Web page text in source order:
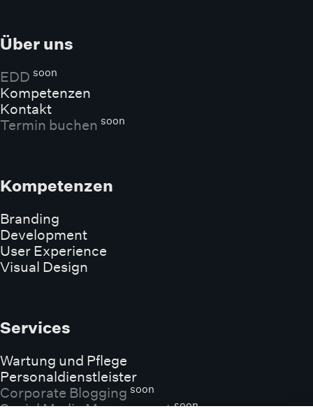
Über uns
EDD soon
Kompetenzen
Kontakt
Termin buchen soon
Kompetenzen
Branding
Development
User Experience
Visual Design
Services
Wartung und Pflege
Personaldienstleister
Corporate Blogging soon
soon